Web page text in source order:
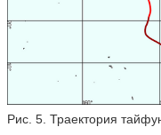
Рис. 5. Траектория